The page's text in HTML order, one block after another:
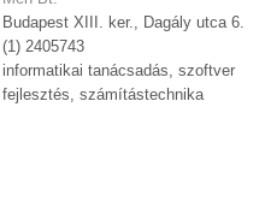
Budapest XIII. ker., Dagály utca 6.
(1) 2405743
informatikai tanácsadás, szoftver
fejlesztés, számítástechnika